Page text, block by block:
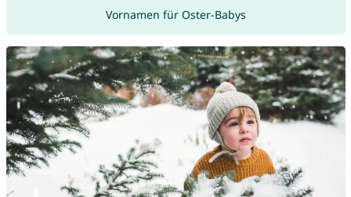
Vornamen für Oster-Babys